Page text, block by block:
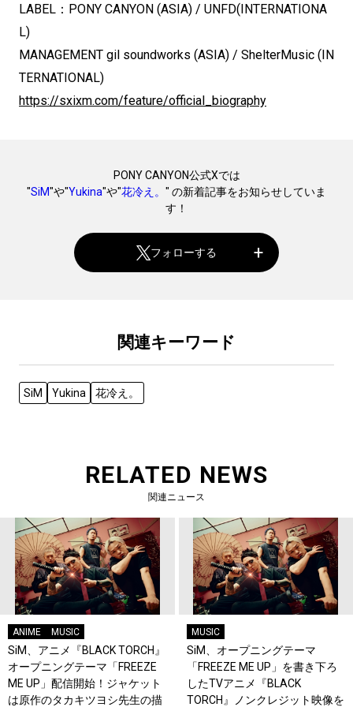
LABEL：PONY CANYON (ASIA) / UNFD(INTERNATIONA
L)
MANAGEMENT gil soundworks (ASIA) / ShelterMusic (IN
TERNATIONAL)
https://sxixm.com/feature/official_biography
PONY CANYON公式Xでは
"SiM"や"Yukina"や"花冷え。 " の新着記事をお知らせしていま
す！
フォローする
関連キーワード
SiM Yukina 花冷え。
RELATED NEWS
関連ニュース
ANIME MUSIC
SiM、アニメ『BLACK TORCH』
オープニングテーマ「FREEZE
ME UP」配信開始！ジャケット
は原作のタカキツヨシ先生の描
MUSIC
SiM、オープニングテーマ
「FREEZE ME UP」を書き下ろ
したTVアニメ『BLACK
TORCH』ノンクレジット映像を